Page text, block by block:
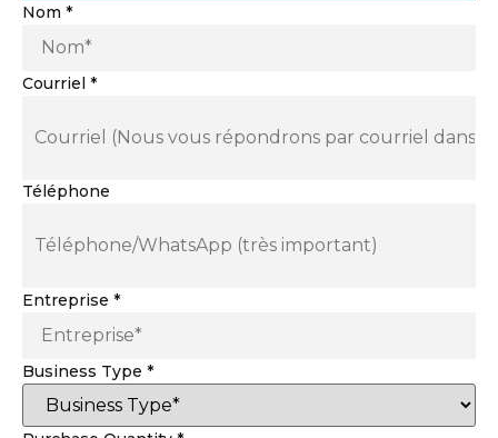
Nom *
Courriel *
Téléphone
Entreprise *
Business Type *